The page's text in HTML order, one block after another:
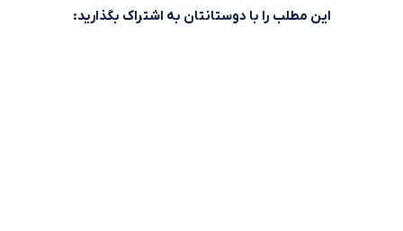
این مطلب را با دوستانتان به اشتراک بگذارید: